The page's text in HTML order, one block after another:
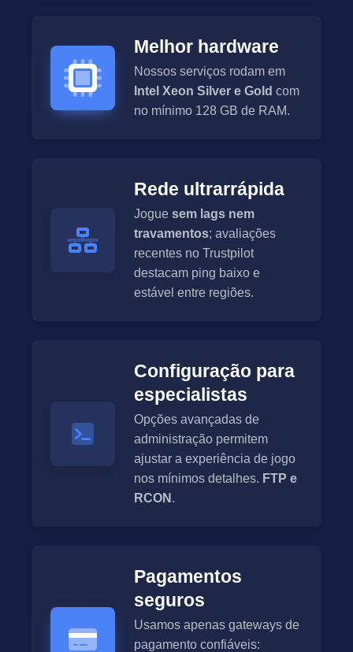
Melhor hardware
Nossos serviços rodam em
Intel Xeon Silver e Gold com
no mínimo 128 GB de RAM.
Rede ultrarrápida
Jogue sem lags nem
travamentos; avaliações
recentes no Trustpilot
destacam ping baixo e
estável entre regiões.
Configuração para
especialistas
Opções avançadas de
administração permitem
ajustar a experiência de jogo
nos mínimos detalhes. FTP e
RCON .
Pagamentos
seguros
Usamos apenas gateways de
pagamento confiáveis: